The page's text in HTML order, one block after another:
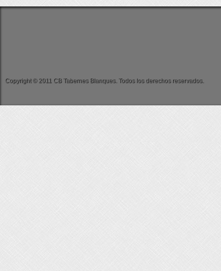
Copyright © 2011 CB Tabernes Blanques. Todos los derechos reservados.